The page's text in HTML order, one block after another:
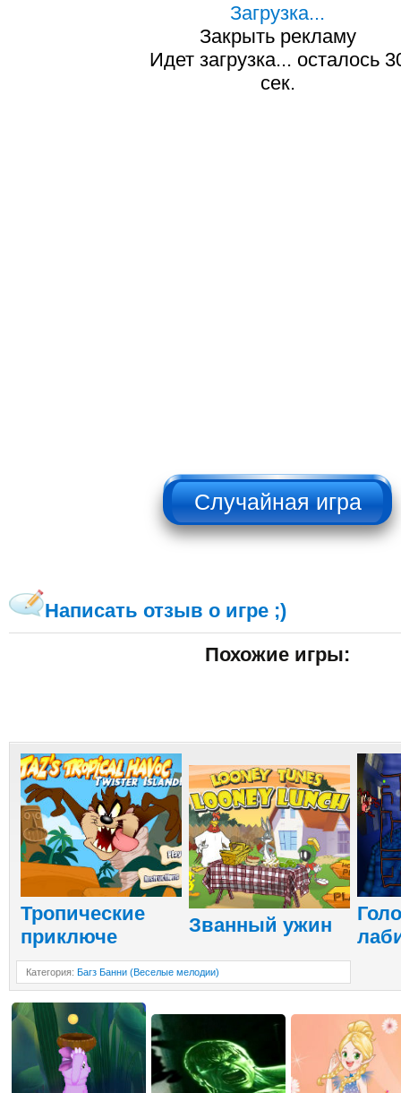
Загрузка...
Закрыть рекламу
Идет загрузка... осталось
сек.
НЕ НАЖИМАТЬ!!!
Написать отзыв о игре ;)
Похожие игры:
Тропические
приключе
Званный ужин
Категория: Багз Банни (Веселые мелодии)